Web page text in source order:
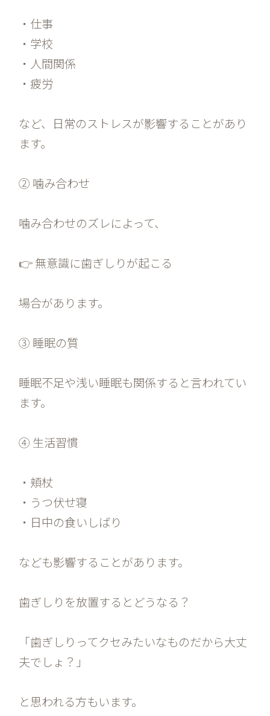
・仕事
・学校
・人間関係
・疲労
など、日常のストレスが影響することがあり
ます。
② 噛み合わせ
噛み合わせのズレによって、
👉 無意識に歯ぎしりが起こる
場合があります。
③ 睡眠の質
睡眠不足や浅い睡眠も関係すると言われてい
ます。
④ 生活習慣
・頬杖
・うつ伏せ寝
・日中の食いしばり
なども影響することがあります。
歯ぎしりを放置するとどうなる？
「歯ぎしりってクセみたいなものだから大丈
夫でしょ？」
と思われる方もいます。